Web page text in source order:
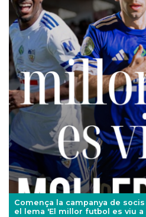
Comença la campanya de
el lema 'El millor futbol es viu a